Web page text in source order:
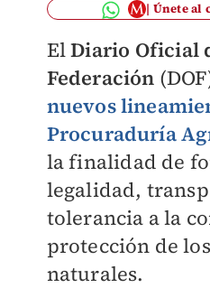
Únete al
ElDiario Oficial
Federación
nuevos
Procuraduría
la finalidad de
legalidad,
tolerancia a la
protección de
naturales.